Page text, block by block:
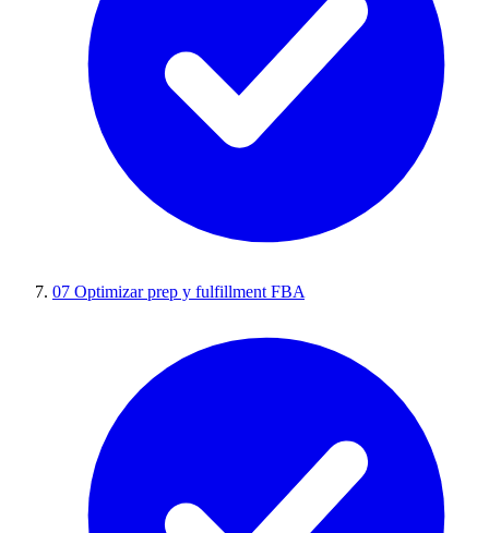
07 Optimizar prep y fulfillment FBA